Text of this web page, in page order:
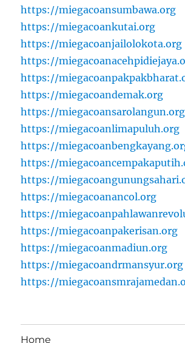
https://miegacoansumbawa.org
https://miegacoankutai.org
https://miegacoanjailolokota.org
https://
https://
https://miegacoandemak.org
https://miegacoansarolangun.org
https://miegacoanlimapuluh.org
https://
https://
https://
https://miegacoanancol.org
https://
https://miegacoanpakerisan.org
https://miegacoanmadiun.org
https://miegacoandrmansyur.org
https://
Home